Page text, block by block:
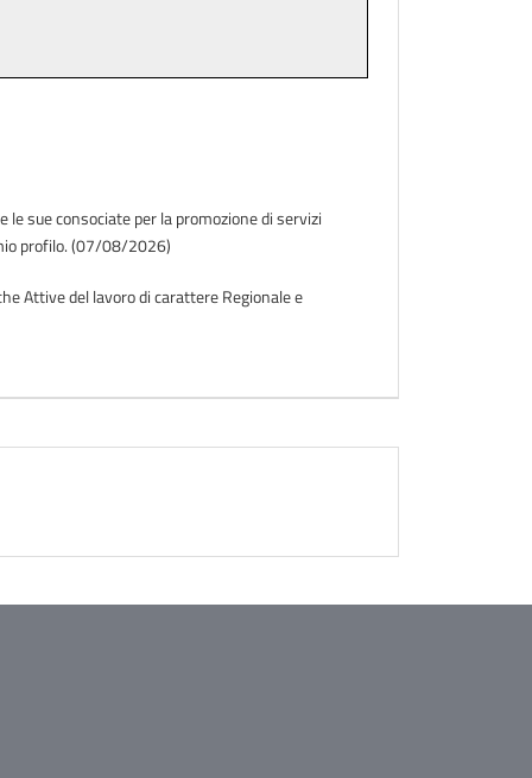
sue consociate per la promozione di servizi
profilo. (07/08/2026)
Attive del lavoro di carattere Regionale e